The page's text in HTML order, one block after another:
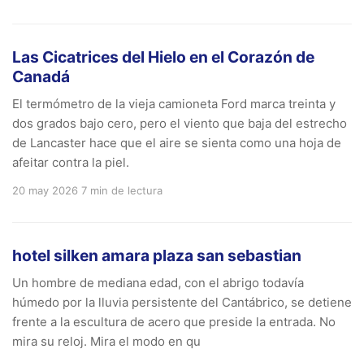
Las Cicatrices del Hielo en el Corazón de
Canadá
El termómetro de la vieja camioneta Ford marca treinta y
dos grados bajo cero, pero el viento que baja del estrecho
de Lancaster hace que el aire se sienta como una hoja de
afeitar contra la piel.
20 may 2026 7 min de lectura
hotel silken amara plaza san sebastian
Un hombre de mediana edad, con el abrigo todavía
húmedo por la lluvia persistente del Cantábrico, se detiene
frente a la escultura de acero que preside la entrada. No
mira su reloj. Mira el modo en qu